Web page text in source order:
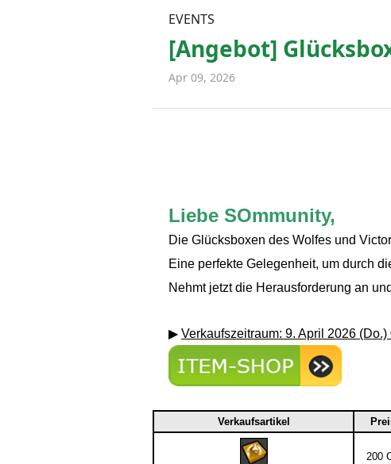
EVENTS
[Angebot]
Apr 09, 2026
Liebe SOmmunity,
Die Glücksboxen des Wolfes und
Eine perfekte Gelegenheit, um durch
Nehmt jetzt die Herausforderung an
▶ Verkaufszeitraum: 9. April 2026
Verkaufsartikel
200